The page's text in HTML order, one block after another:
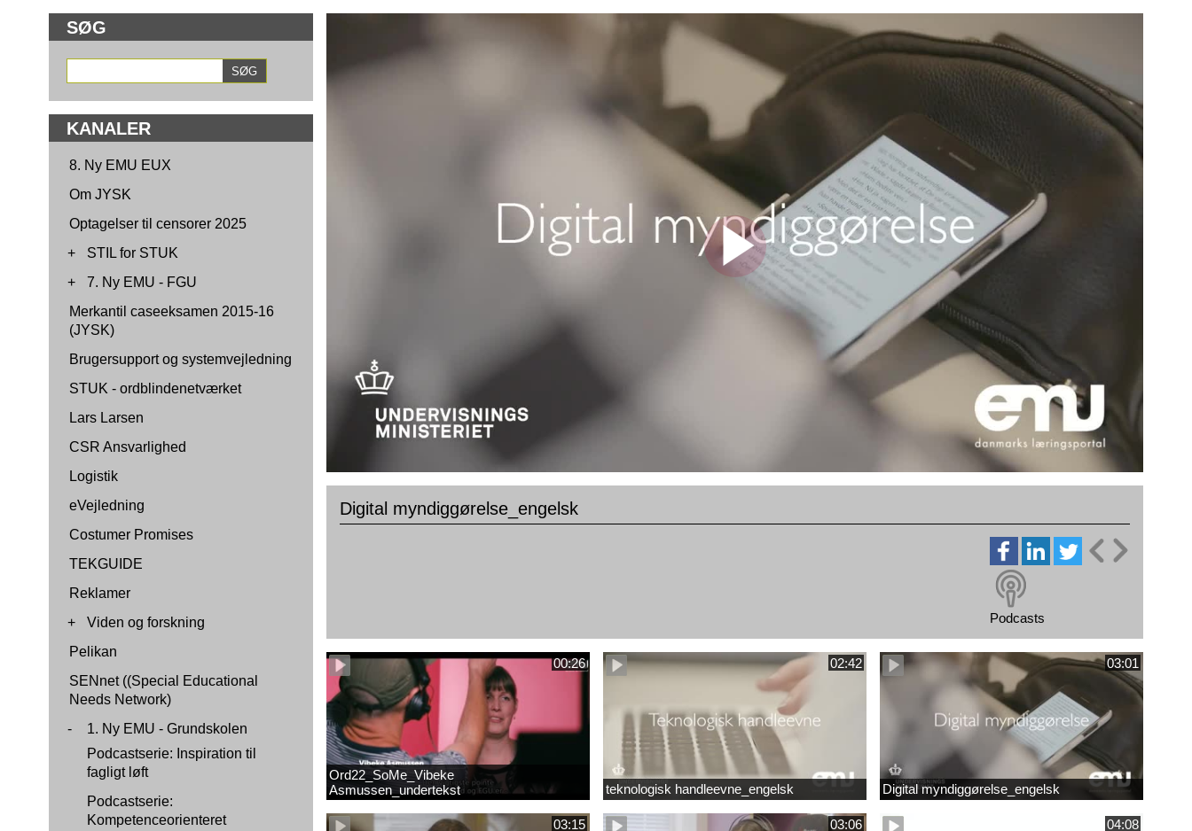
SØG
KANALER
8. Ny EMU EUX
Om JYSK
Optagelser til censorer 2025
+
STIL for STUK
+
7. Ny EMU - FGU
Merkantil caseeksamen 2015-16
(JYSK)
Brugersupport og systemvejledning
STUK - ordblindenetværket
Lars Larsen
CSR Ansvarlighed
Logistik
eVejledning
Costumer Promises
TEKGUIDE
Reklamer
+
Viden og forskning
Pelikan
SENnet ((Special Educational
Needs Network)
-
1. Ny EMU - Grundskolen
Podcastserie: Inspiration til
fagligt løft
Podcastserie:
Kompetenceorienteret
Digital myndiggørelse_engelsk
Podcasts
00:26
Ord22_SoMe_Vibeke
Asmussen_undertekst
02:42
teknologisk handleevne_engelsk
03:01
Digital myndiggørelse_engelsk
03:15 03:06 04:08